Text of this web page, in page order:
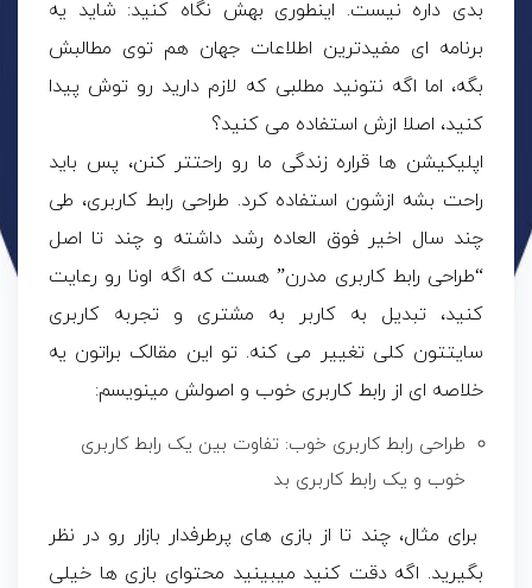
بدی داره نیست. اینطوری بهش نگاه کنید: شاید یه
برنامه ای مفیدترین اطلاعات جهان هم توی مطالبش
بگه، اما اگه نتونید مطلبی که لازم دارید رو توش پیدا
کنید، اصلا ازش استفاده می کنید؟
اپلیکیشن ها قراره زندگی ما رو راحتتر کنن، پس باید
راحت بشه ازشون استفاده کرد. طراحی رابط کاربری، طی
چند سال اخیر فوق العاده رشد داشته و چند تا اصل
“طراحی رابط کاربری مدرن” هست که اگه اونا رو رعایت
کنید، تبدیل به کاربر به مشتری و تجربه کاربری
سایتتون کلی تغییر می کنه. تو این مقالک براتون یه
خلاصه ای از رابط کاربری خوب و اصولش مینویسم:
طراحی رابط کاربری خوب: تفاوت بین یک رابط کاربری
خوب و یک رابط کاربری بد
برای مثال، چند تا از بازی های پرطرفدار بازار رو در نظر
بگیرید. اگه دقت کنید میبینید محتوای بازی ها خیلی